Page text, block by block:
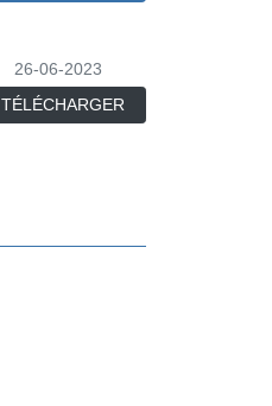
26-06-2023
TÉLÉCHARGER